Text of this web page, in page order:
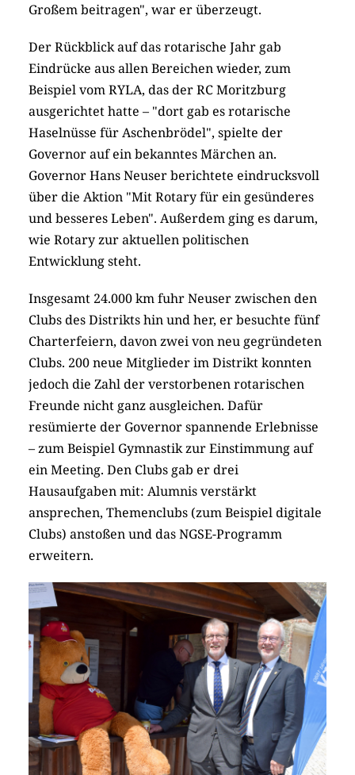
Großem beitragen", war er überzeugt.
Der Rückblick auf das rotarische Jahr gab
Eindrücke aus allen Bereichen wieder, zum
Beispiel vom RYLA, das der RC Moritzburg
ausgerichtet hatte – "dort gab es rotarische
Haselnüsse für Aschenbrödel", spielte der
Governor auf ein bekanntes Märchen an.
Governor Hans Neuser berichtete eindrucksvoll
über die Aktion "Mit Rotary für ein gesünderes
und besseres Leben". Außerdem ging es darum,
wie Rotary zur aktuellen politischen
Entwicklung steht.
Insgesamt 24.000 km fuhr Neuser zwischen den
Clubs des Distrikts hin und her, er besuchte fünf
Charterfeiern, davon zwei von neu gegründeten
Clubs. 200 neue Mitglieder im Distrikt konnten
jedoch die Zahl der verstorbenen rotarischen
Freunde nicht ganz ausgleichen. Dafür
resümierte der Governor spannende Erlebnisse
– zum Beispiel Gymnastik zur Einstimmung auf
ein Meeting. Den Clubs gab er drei
Hausaufgaben mit: Alumnis verstärkt
ansprechen, Themenclubs (zum Beispiel digitale
Clubs) anstoßen und das NGSE-Programm
erweitern.